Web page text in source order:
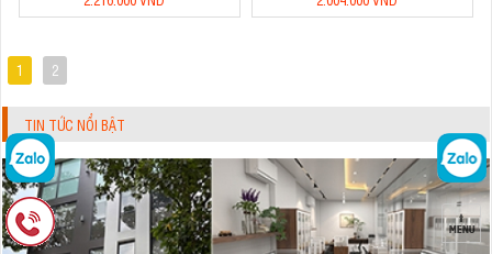
1 2
TIN TỨC NỔI BẬT